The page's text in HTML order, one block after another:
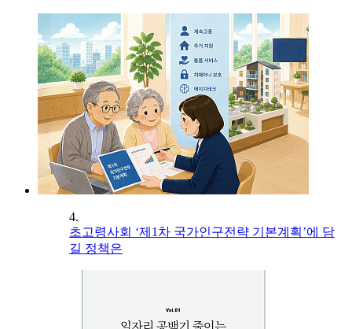
4.
초고령사회 ‘제1차 국가인구전략 기본계획’에 담
길 정책은